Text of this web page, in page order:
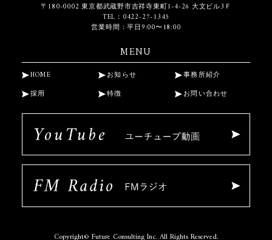
〒180-0002 東京都武蔵野市吉祥寺東町1-4-26 大文ビル3Ｆ
TEL：0422-27-1345
営業時間：平日9:00〜18:00
MENU
HOME お知らせ
事務所紹介
採用
特徴 お問い合わせ
Copyright© Future Consulting Inc. All Rights Reserved.